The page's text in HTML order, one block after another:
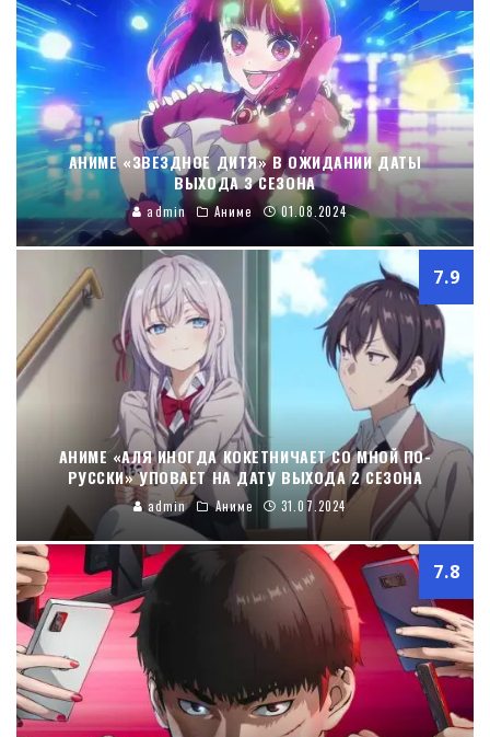
АНИМЕ «ЗВЕЗДНОЕ ДИТЯ» В ОЖИДАНИИ ДАТЫ
ВЫХОДА 3 СЕЗОНА
admin Аниме 01.08.2024
7.9
АНИМЕ «АЛЯ ИНОГДА КОКЕТНИЧАЕТ СО МНОЙ ПО-
РУССКИ» УПОВАЕТ НА ДАТУ ВЫХОДА 2 СЕЗОНА
admin Аниме 31.07.2024
7.8